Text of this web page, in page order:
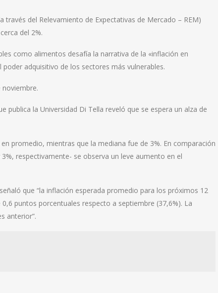
del Relevamiento de Expectativas de Mercado – REM)
del 2%.
como alimentos desafía la narrativa de la «inflación en
adquisitivo de los sectores más vulnerables.
publica la Universidad Di Tella reveló que se espera un alza de
promedio, mientras que la mediana fue de 3%. En comparación
respectivamente- se observa un leve aumento en el
que “la inflación esperada promedio para los próximos 12
puntos porcentuales respecto a septiembre (37,6%). La
anterior”.